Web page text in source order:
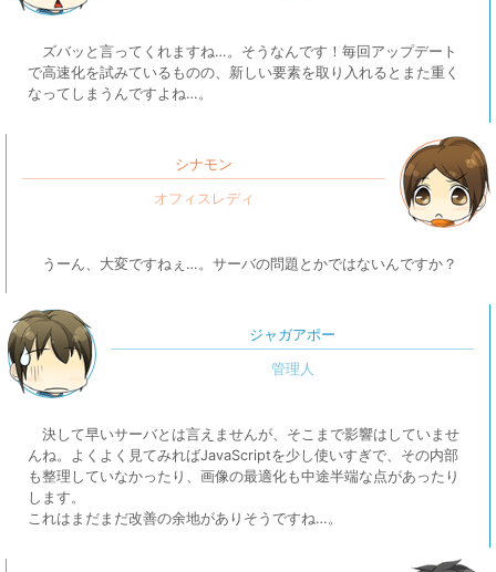
ズバッと言ってくれますね…。そうなんです！毎回アップデート
で高速化を試みているものの、新しい要素を取り入れるとまた重く
なってしまうんですよね…。
シナモン
うーん、大変ですねぇ…。サーバの問題とかではないんですか？
ジャガアポー
決して早いサーバとは言えませんが、そこまで影響はしていませ
んね。よくよく見てみればJavaScriptを少し使いすぎで、その内部
も整理していなかったり、画像の最適化も中途半端な点があったり
します。
これはまだまだ改善の余地がありそうですね…。